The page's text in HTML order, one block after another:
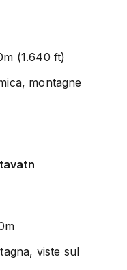
(1.640 ft)
montagne
viste sul